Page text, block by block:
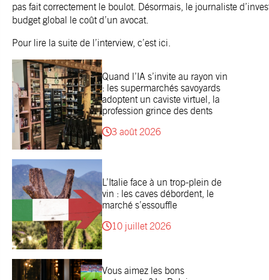
pas fait correctement le boulot. Désormais, le journaliste
budget global le coût d’un avocat.
Pour lire la suite de l’interview, c’est ici
Quand l’IA s’invite au rayon vin
: les supermarchés savoyards
adoptent un caviste virtuel, la
profession grince des dents
3 août 2026
L’Italie face à un trop-plein de
vin : les caves débordent, le
marché s’essouffle
10 juillet 2026
Vous aimez les bons